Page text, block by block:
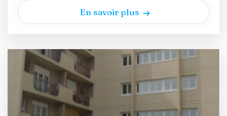
En savoir plus